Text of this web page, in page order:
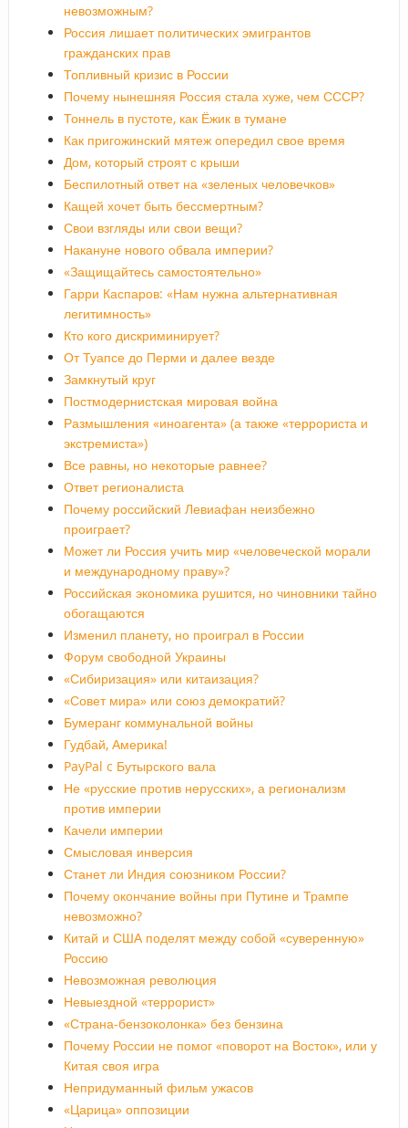
невозможным?
Россия лишает политических эмигрантов
гражданских прав
Топливный кризис в России
Почему нынешняя Россия стала хуже, чем СССР?
Тоннель в пустоте, как Ёжик в тумане
Как пригожинский мятеж опередил свое время
Дом, который строят с крыши
Беспилотный ответ на «зеленых человечков»
Кащей хочет быть бессмертным?
Свои взгляды или свои вещи?
Накануне нового обвала империи?
«Защищайтесь самостоятельно»
Гарри Каспаров: «Нам нужна альтернативная
легитимность»
Кто кого дискриминирует?
От Туапсе до Перми и далее везде
Замкнутый круг
Постмодернистская мировая война
Размышления «иноагента» (а также «террориста и
экстремиста»)
Все равны, но некоторые равнее?
Ответ регионалиста
Почему российский Левиафан неизбежно
проиграет?
Может ли Россия учить мир «человеческой морали
и международному праву»?
Российская экономика рушится, но чиновники тайно
обогащаются
Изменил планету, но проиграл в России
Форум свободной Украины
«Сибиризация» или китаизация?
«Совет мира» или союз демократий?
Бумеранг коммунальной войны
Гудбай, Америка!
PayPal c Бутырского вала
Не «русские против нерусских», а регионализм
против империи
Качели империи
Смысловая инверсия
Станет ли Индия союзником России?
Почему окончание войны при Путине и Трампе
невозможно?
Китай и США поделят между собой «суверенную»
Россию
Невозможная революция
Невыездной «террорист»
«Страна-бензоколонка» без бензина
Почему России не помог «поворот на Восток», или у
Китая своя игра
Непридуманный фильм ужасов
«Царица» оппозиции